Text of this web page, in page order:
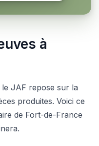
à
JAF repose sur la
produites. Voici ce
de Fort-de-France